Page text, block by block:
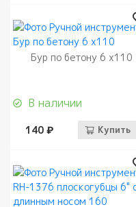
Бур по бетону 6 х110
В наличии
140 ₽ Купить